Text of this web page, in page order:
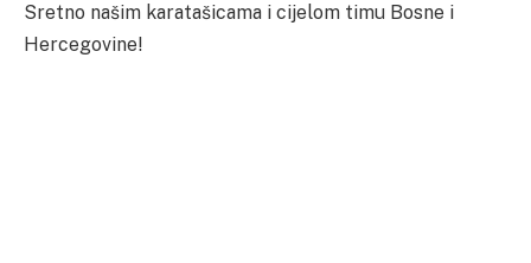
Sretno našim karatašicama i cijelom timu Bosne i
Hercegovine!